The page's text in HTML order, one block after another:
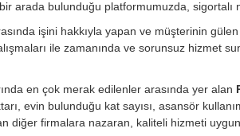
arada bulunduğu platformumuzda,
işini hakkıyla yapan ve müşterinin
ile zamanında ve sorunsuz hizmet
en çok merak edilenler arasında yer alan
evin bulunduğu kat sayısı, asansör
diğer firmalara nazaran, kaliteli hizmeti uygun